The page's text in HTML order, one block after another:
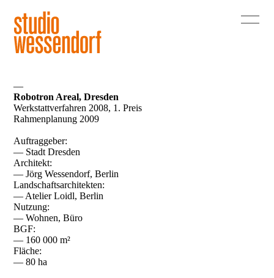
—
Robotron Areal, Dresden
Werkstattverfahren 2008, 1. Preis
Rahmenplanung 2009
Auftraggeber:
— Stadt Dresden
Architekt:
— Jörg Wessendorf, Berlin
Landschaftsarchitekten:
— Atelier Loidl, Berlin
Nutzung:
— Wohnen, Büro
BGF:
— 160 000 m²
Fläche:
— 80 ha